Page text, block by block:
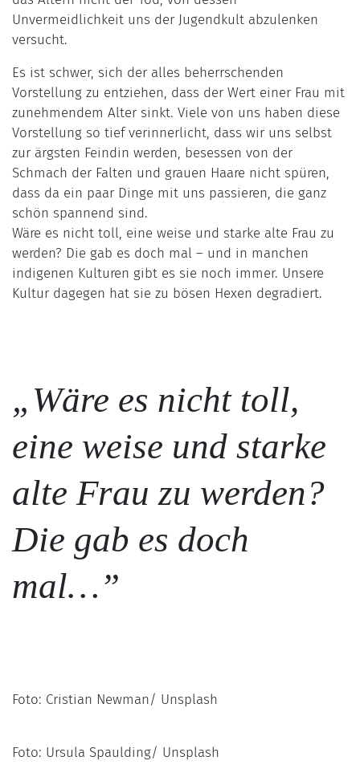
Unvermeidlichkeit uns der Jugendkult abzulenken
versucht.
Es ist schwer, sich der alles beherrschenden
Vorstellung zu entziehen, dass der Wert einer Frau mit
zunehmendem Alter sinkt. Viele von uns haben diese
Vorstellung so tief verinnerlicht, dass wir uns selbst
zur ärgsten Feindin werden, besessen von der
Schmach der Falten und grauen Haare nicht spüren,
dass da ein paar Dinge mit uns passieren, die ganz
schön spannend sind.
Wäre es nicht toll, eine weise und starke alte Frau zu
werden? Die gab es doch mal – und in manchen
indigenen Kulturen gibt es sie noch immer. Unsere
Kultur dagegen hat sie zu bösen Hexen degradiert.
„Wäre es nicht toll,
eine weise und starke
alte Frau zu werden?
Die gab es doch
mal…”
Foto: Cristian Newman/ Unsplash
Foto: Ursula Spaulding/ Unsplash